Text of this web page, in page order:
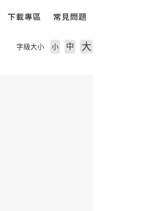
字級大小 小 中 大
下載專區 常見問題